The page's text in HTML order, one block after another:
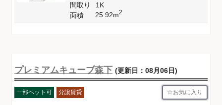
間取り
1K
面積
25.92m2
プレミアムキューブ森下 (更新日：08月06日)
一部ペット可 分譲賃貸 お気に入り